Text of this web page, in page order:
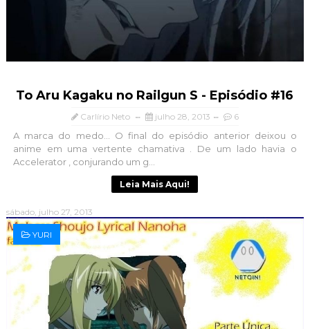
To Aru Kagaku no Railgun S - Episódio #16
Carlírio Neto julho 28, 2013 6
A marca do medo... O final do episódio anterior deixou o
anime em uma vertente chamativa . De um lado havia o
Accelerator , conjurando um g...
Leia Mais Aqui!
sábado, julho 27, 2013
YURI